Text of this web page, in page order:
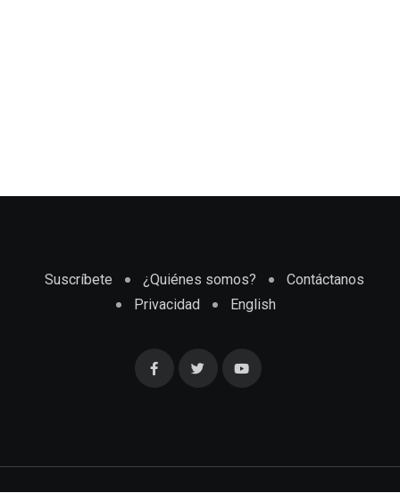
Suscríbete ¿Quiénes somos?
Contáctanos
Privacidad
English